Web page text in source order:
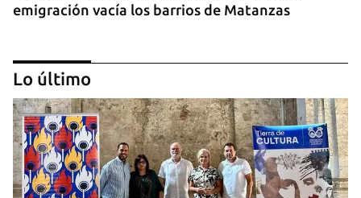
emigración vacía los barrios de Matanzas
Lo último